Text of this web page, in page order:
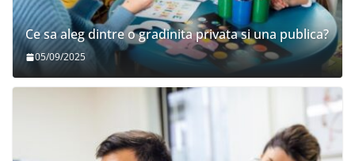
Ce sa aleg dintre o gradinita privata si una publica?
05/09/2025